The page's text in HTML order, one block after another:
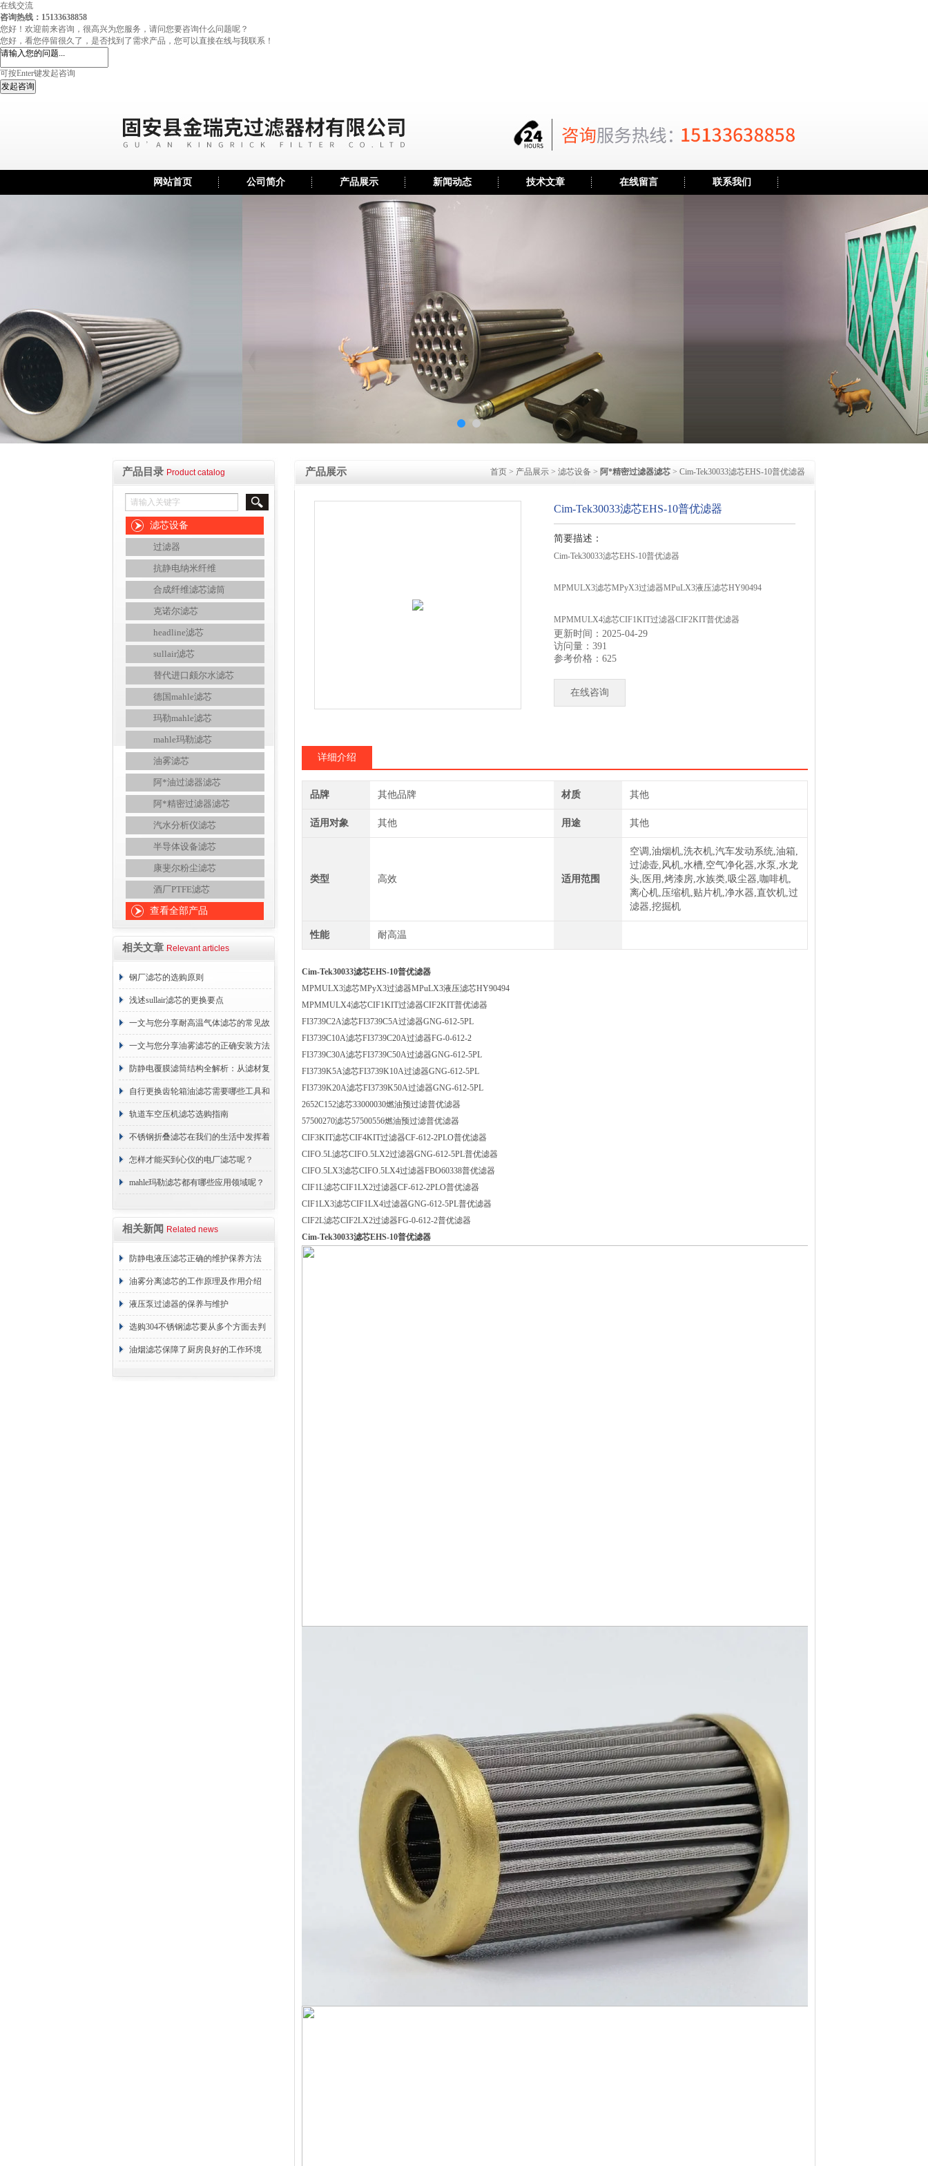
在线交流
咨询热线：15133638858
您好！欢迎前来咨询，很高兴为您服务，请问您要咨询什么问题呢？
您好，看您停留很久了，是否找到了需求产品，您可以直接在线与我联系！
可按Enter键发起咨询
发起咨询
网站首页 公司简介 产品展示 新闻动态 技术文章 在线留言 联系我们
产品目录 Product catalog
滤芯设备
过滤器
抗静电纳米纤维
合成纤维滤芯滤筒
克诺尔滤芯
headline滤芯
sullair滤芯
替代进口颇尔水滤芯
德国mahle滤芯
玛勒mahle滤芯
mahle玛勒滤芯
油雾滤芯
阿*油过滤器滤芯
阿*精密过滤器滤芯
汽水分析仪滤芯
半导体设备滤芯
康斐尔粉尘滤芯
酒厂PTFE滤芯
查看全部产品
相关文章 Relevant articles
钢厂滤芯的选购原则
浅述sullair滤芯的更换要点
一文与您分享耐高温气体滤芯的常见故
障相应解决方法
一文与您分享油雾滤芯的正确安装方法
防静电覆膜滤筒结构全解析：从滤材复
合到整体成型
自行更换齿轮箱油滤芯需要哪些工具和
材料？
轨道车空压机滤芯选购指南
不锈钢折叠滤芯在我们的生活中发挥着
哪些作用呢？
怎样才能买到心仪的电厂滤芯呢？
mahle玛勒滤芯都有哪些应用领域呢？
相关新闻 Related news
防静电液压滤芯正确的维护保养方法
油雾分离滤芯的工作原理及作用介绍
液压泵过滤器的保养与维护
选购304不锈钢滤芯要从多个方面去判
断
油烟滤芯保障了厨房良好的工作环境
产品展示 首页 > 产品展示 > 滤芯设备 > 阿*精密过滤器滤芯 > Cim-Tek30033滤芯EHS-10普优滤器
Cim-Tek30033滤芯EHS-10普优滤器
简要描述：
Cim-Tek30033滤芯EHS-10普优滤器
MPMULX3滤芯MPyX3过滤器MPuLX3液压滤芯HY90494
MPMMULX4滤芯CIF1KIT过滤器CIF2KIT普优滤器
FI3739C2A滤芯FI3739C5A过滤器GNG-612-5PL
更新时间：2025-04-29
访问量：391
参考价格：625
在线咨询
详细介绍
品牌 其他品牌 材质 其他
适用对象 其他 用途 其他
类型 高效 适用范围
空调,油烟机,洗衣机,汽车发动系统,油箱,
过滤壶,风机,水槽,空气净化器,水泵,水龙
头,医用,烤漆房,水族类,吸尘器,咖啡机,
离心机,压缩机,贴片机,净水器,直饮机,过
滤器,挖掘机
性能 耐高温
Cim-Tek30033滤芯EHS-10普优滤器
MPMULX3滤芯MPyX3过滤器MPuLX3液压滤芯HY90494
MPMMULX4滤芯CIF1KIT过滤器CIF2KIT普优滤器
FI3739C2A滤芯FI3739C5A过滤器GNG-612-5PL
FI3739C10A滤芯FI3739C20A过滤器FG-0-612-2
FI3739C30A滤芯FI3739C50A过滤器GNG-612-5PL
FI3739K5A滤芯FI3739K10A过滤器GNG-612-5PL
FI3739K20A滤芯FI3739K50A过滤器GNG-612-5PL
2652C152滤芯33000030燃油预过滤普优滤器
57500270滤芯57500556燃油预过滤普优滤器
CIF3KIT滤芯CIF4KIT过滤器CF-612-2PLO普优滤器
CIFO.5L滤芯CIFO.5LX2过滤器GNG-612-5PL普优滤器
CIFO.5LX3滤芯CIFO.5LX4过滤器FBO60338普优滤器
CIF1L滤芯CIF1LX2过滤器CF-612-2PLO普优滤器
CIF1LX3滤芯CIF1LX4过滤器GNG-612-5PL普优滤器
CIF2L滤芯CIF2LX2过滤器FG-0-612-2普优滤器
Cim-Tek30033滤芯EHS-10普优滤器